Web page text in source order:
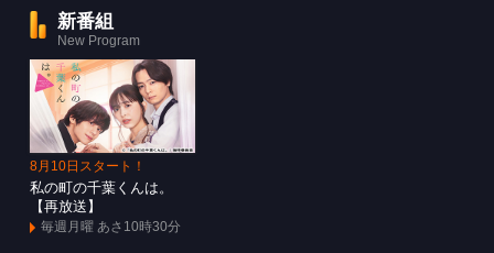
新番組
New Program
8月10日スタート！
私の町の千葉くんは。
【再放送】
毎週月曜 あさ10時30分